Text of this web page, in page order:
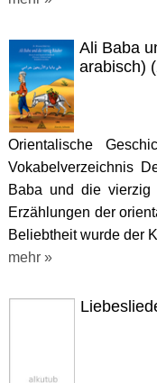
Ali Baba
arabisch)
Orientalische
Vokabelverzeichnis
Baba und die
Erzählungen der
Beliebtheit wurde der
mehr »